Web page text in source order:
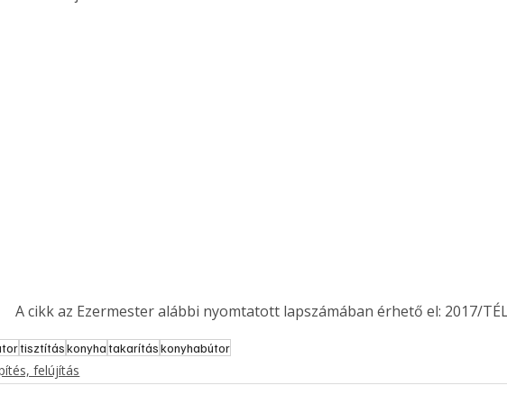
kertben,
lakásban
Gyógyító növények: a
természet kincsei az
A cikk az Ezermester alábbi nyomtatott lapszámában érhető el: 2017/
tisztításkonyhatakarításkonyhabútor
felújítás